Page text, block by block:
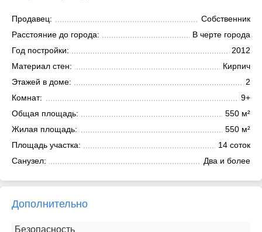
Продавец:
Собственник
Расстояние до города:
В черте города
Год постройки:
2012
Материал стен:
Кирпич
Этажей в доме:
2
Комнат:
9+
Общая площадь:
550 м²
Жилая площадь:
550 м²
Площадь участка:
14 соток
Санузел:
Два и более
Дополнительно
Безопасность